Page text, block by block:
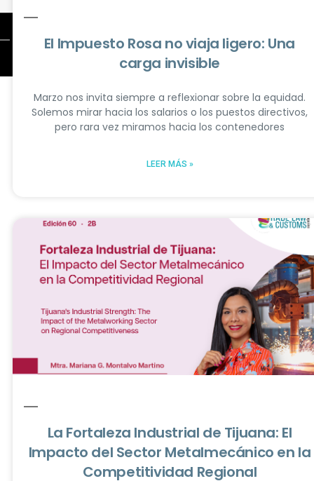
El Impuesto Rosa no viaja ligero: Una
carga invisible
Marzo nos invita siempre a reflexionar sobre la equidad.
Solemos mirar hacia los salarios o los puestos directivos,
pero rara vez miramos hacia los contenedores
LEER MÁS »
La Fortaleza Industrial de Tijuana: El
Impacto del Sector Metalmecánico en la
Competitividad Regional
All Rights Reserved © 2026